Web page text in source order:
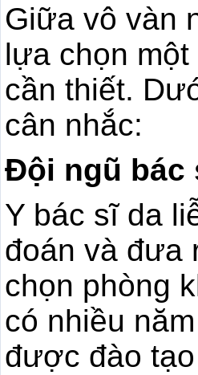
Giữa vô vàn
lựa chọn
cần thiết.
cân nhắc:
Đội ngũ bác
Y bác sĩ da
đoán và đưa
chọn phòng
có nhiều
được đào